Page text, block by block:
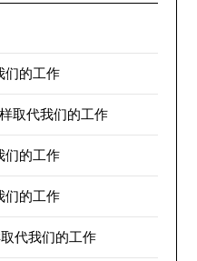
们的工作
取代我们的工作
们的工作
们的工作
代我们的工作